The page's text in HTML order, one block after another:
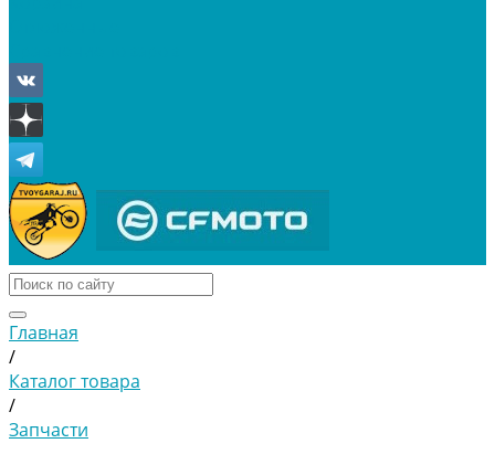
Главная
/
Каталог товара
/
Запчасти